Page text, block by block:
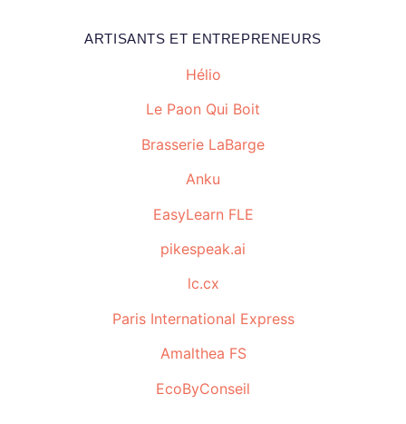
ARTISANTS ET ENTREPRENEURS
Hélio
Le Paon Qui Boit
Brasserie LaBarge
Anku
EasyLearn FLE
pikespeak.ai
lc.cx
Paris International Express
Amalthea FS
EcoByConseil